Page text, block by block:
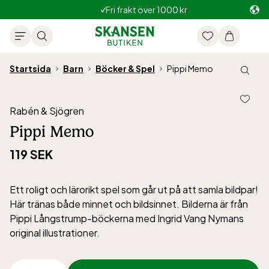
Fri frakt över 1000 kr
Startsida Barn Böcker & Spel Pippi Memo
Rabén & Sjögren
Pippi Memo
119 SEK
Ett roligt och lärorikt spel som går ut på att samla bildpar!
Här tränas både minnet och bildsinnet. Bilderna är från
Pippi Långstrump-böckerna med Ingrid Vang Nymans
original illustrationer.